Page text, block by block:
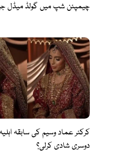
چیمپئن شپ میں گولڈ میڈل
کرکٹر عماد وسیم کی سابقہ
دوسری شادی کرلی؟